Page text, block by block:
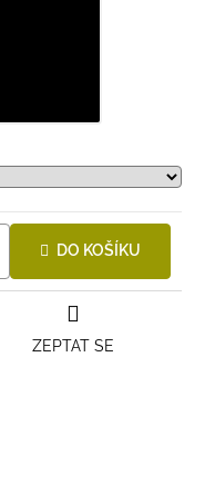
DO KOŠÍKU
ZEPTAT SE